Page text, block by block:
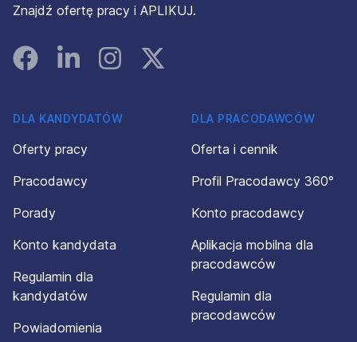
Znajdź ofertę pracy i APLIKUJ.
FacebookLinked InInstagramInstagram
DLA KANDYDATÓW
Oferty pracy
Pracodawcy
Porady
Konto kandydata
Regulamin dla
kandydatów
Powiadomienia
DLA PRACODAWCÓW
Oferta i cennik
Profil Pracodawcy 360°
Konto pracodawcy
Aplikacja mobilna dla
pracodawców
Regulamin dla
pracodawców